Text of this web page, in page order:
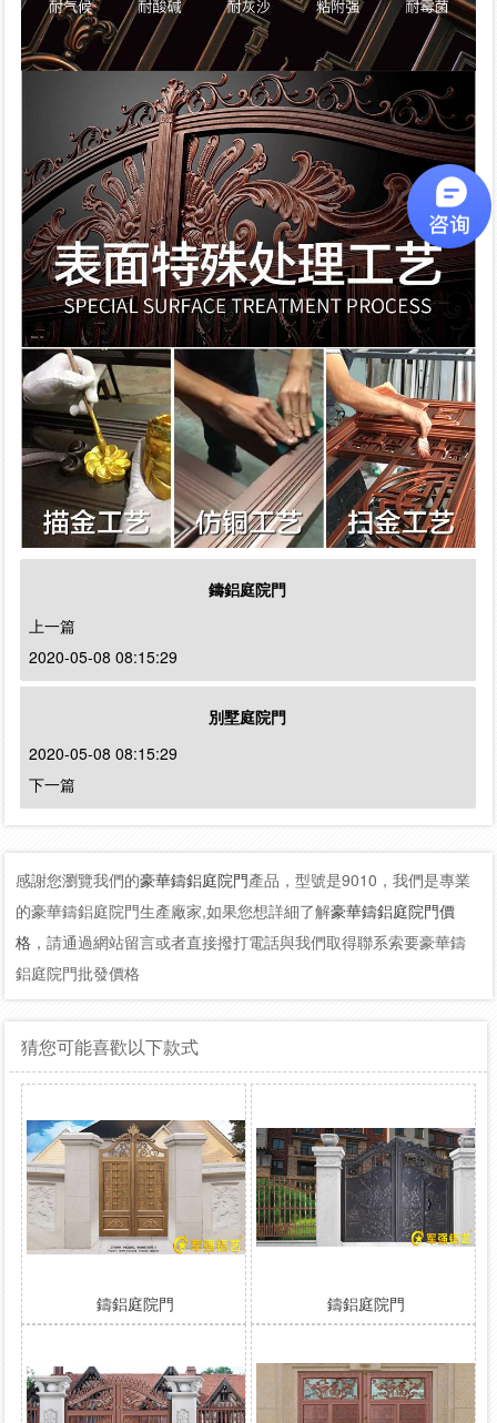
鑄鋁庭院門
上一篇
2020-05-08 08:15:29
別墅庭院門
2020-05-08 08:15:29
下一篇
感謝您瀏覽我們的豪華鑄鋁庭院門產品，型號是9010，我們是專業
的豪華鑄鋁庭院門生產廠家,如果您想詳細了解豪華鑄鋁庭院門價
格 ，請通過網站留言或者直接撥打電話與我們取得聯系索要豪華鑄
鋁庭院門批發價格
猜您可能喜歡以下款式
鑄鋁庭院門 鑄鋁庭院門